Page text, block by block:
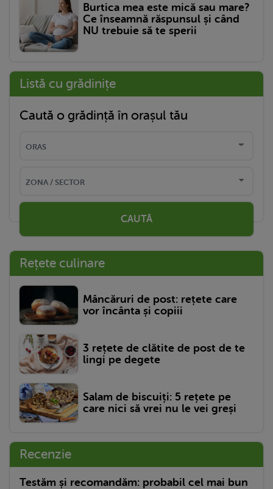
Burtica mea este mică sau mare?
Ce înseamnă răspunsul și când
NU trebuie să te sperii
Listă cu grădinițe
Caută o grădință în orașul tău
CAUTĂ
Rețete culinare
Mâncăruri de post: rețete care
vor încânta și copiii
3 rețete de clătite de post de te
lingi pe degete
Salam de biscuiți: 5 rețete pe
care nici să vrei nu le vei greși
Recenzie
Testăm și recomandăm: probabil cel mai bun